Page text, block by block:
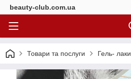
beauty-club.com.ua
Товари та послуги Гель- лаки